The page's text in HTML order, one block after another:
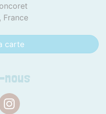
France
carte
nous